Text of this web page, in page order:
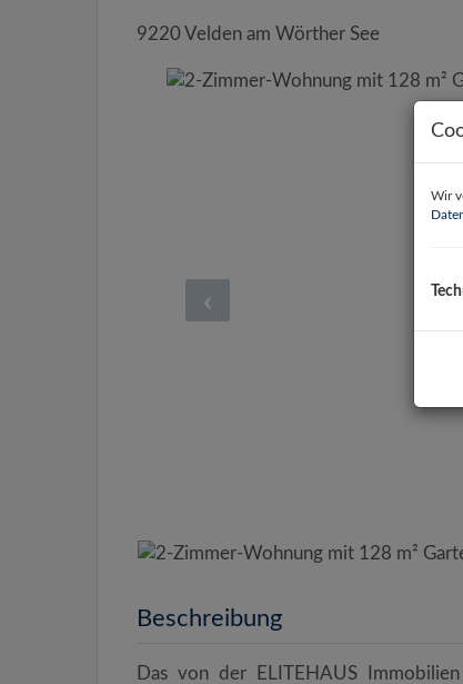
9220 Velden am Wörther See
Beschreibung
Das von der ELITEHAUS
Wir